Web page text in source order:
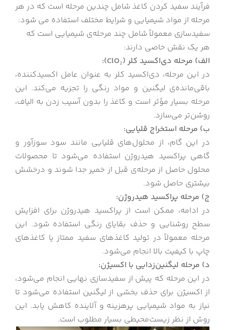
فرآیند سفید کردن کاغذ شامل چندین مرحله است که در هر
مرحله از مواد شیمیایی و شرایط مختلف استفاده می شود:
سفیدسازی معمولاً شامل چند مرحله‌ی شیمیایی است که
هر یک نقش خاصی دارند:
الف) مرحله دی‌اکسید کلر (ClO₂):
در این مرحله، دی‌اکسید کلر به عنوان عامل اکسیدکننده،
باقی‌مانده‌ی لیگنین و مواد رنگی را تجزیه می‌کند. این
مرحله بسیار مؤثر است و کاغذ را بدون آسیب زدن به الیاف،
روشن‌تر می‌سازد.
ب) مرحله استخراج قلیایی:
در این گام، از محلول‌های قلیایی مانند سود سوزآور و
گاهی پراکسید هیدروژن استفاده می‌شود تا محصولات
محلول حاصل از مرحله‌ی قبل از خمیر جدا شوند و درخشش
بیشتری حاصل شود.
ج) مرحله پراکسید هیدروژن:
در ادامه، ممکن است از پراکسید هیدروژن برای افزایش
سطح روشنایی و حذف بقایای رنگی استفاده شود. این
مرحله معمولاً در تولید کاغذهای سفید ممتاز یا کاغذهای
چاپ با کیفیت بالا انجام می‌شود.
د) مرحله لیگنین‌زدایی با اکسیژن:
در این مرحله که پیش از سفیدسازی نهایی انجام می‌شود،
از اکسیژن برای حذف بخشی از لیگنین استفاده می‌شود تا
نیاز به مواد شیمیایی پرهزینه و آلاینده کاهش یابد. این
روش از نظر زیست‌محیطی بسیار مطلوب است.